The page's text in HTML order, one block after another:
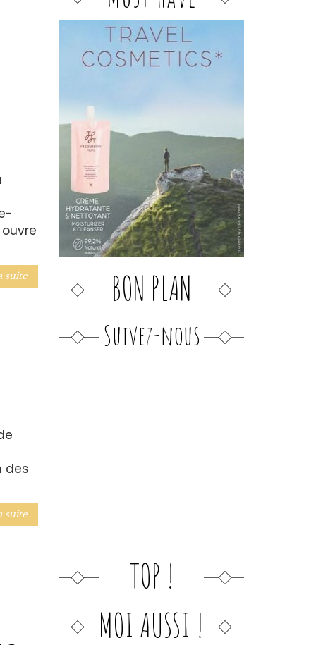
suite
des
suite
BON PLAN
Suivez-nous
TOP !
MOI AUSSI !